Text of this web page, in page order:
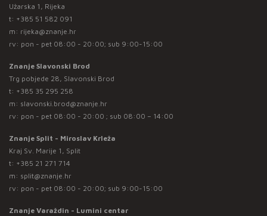
Užarska 1, Rijeka
t: +385 51 582 091
m: rijeka@znanje.hr
rv: pon - pet 08:00 - 20:00; sub 9:00-15:00
Znanje Slavonski Brod
Trg pobjede 28, Slavonski Brod
t: +385 35 295 258
m: slavonski.brod@znanje.hr
rv: pon - pet 08:00 - 20:00 ; sub 08:00 – 14:00
Znanje Split - Miroslav Krleža
Kraj Sv. Marije 1, Split
t: +385 21 271 714
m: split@znanje.hr
rv: pon - pet 08:00 - 20:00; sub 9:00-15:00
Znanje Varaždin - Lumini centar